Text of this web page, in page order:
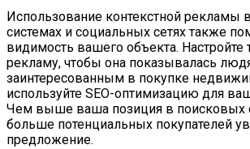
Использование контекстной рекламы
системах и социальных сетях также
видимость вашего объекта. Настройте
рекламу, чтобы она показывалась
заинтересованным в покупке
используйте SEO-оптимизацию для
Чем выше ваша позиция в поисковых
больше потенциальных покупателей
предложение.